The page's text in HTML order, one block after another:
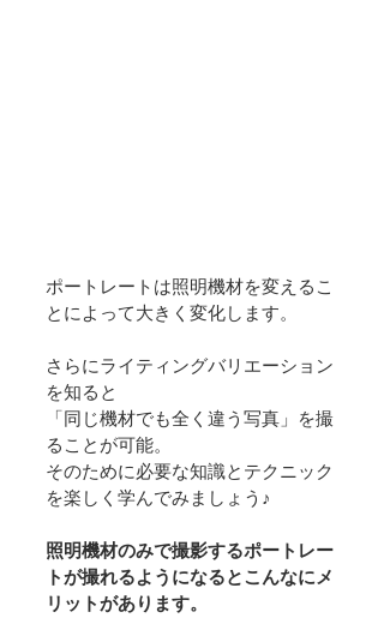
ポートレートは照明機材を変えるこ
とによって大きく変化します。
さらにライティングバリエーション
を知ると
「同じ機材でも全く違う写真」を撮
ることが可能。
そのために必要な知識とテクニック
を楽しく学んでみましょう♪
照明機材のみで撮影するポートレー
トが撮れるようになるとこんなにメ
リットがあります。